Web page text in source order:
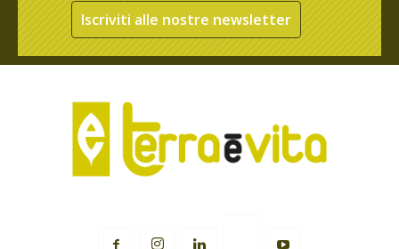
Iscriviti alle nostre newsletter